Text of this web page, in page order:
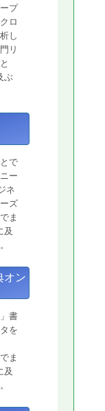
プ
ロ
し
リ
ぶ
で
ー
ネ
ズ
ま
及
オン
書
を
ま
及